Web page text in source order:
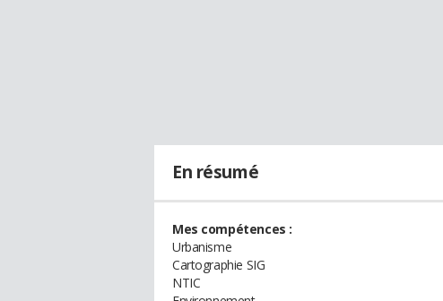
En résumé
Mes compétences :
Urbanisme
Cartographie SIG
NTIC